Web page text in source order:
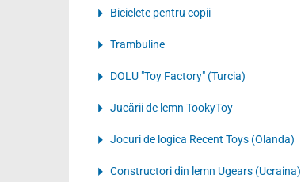
Biciclete pentru copii
Trambuline
DOLU "Toy Factory" (Turcia)
Jucării de lemn TookyToy
Jocuri de logica Recent Toys (Olanda)
Constructori din lemn Ugears (Ucraina)